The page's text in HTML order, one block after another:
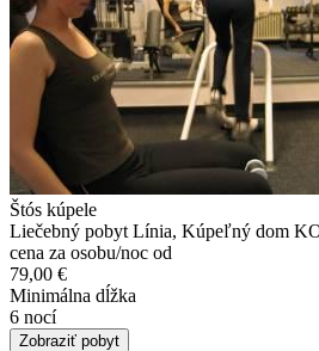
Štós kúpele
Liečebný pobyt Línia, Kúpeľný dom
cena za osobu/noc od
79,00 €
Minimálna dĺžka
6 nocí
Zobraziť pobyt